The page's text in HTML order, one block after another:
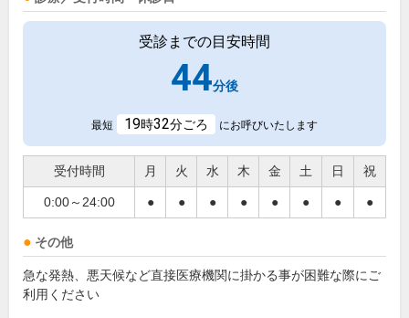
受診までの目安時間
44分後
最短 19時32分ごろ にお呼びいたします
受付時間 月 火 水 木 金 土 日 祝
0:00～24:00 ● ● ● ● ● ● ● ●
その他
急な発熱、悪天候など直接医療機関に掛かる事が困難な際にご
利用ください